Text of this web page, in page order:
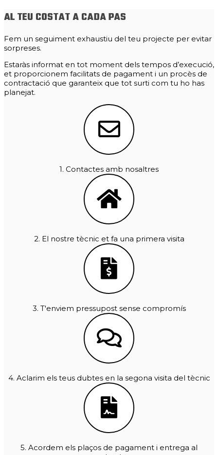
AL TEU COSTAT A CADA PAS
Fem un seguiment exhaustiu del teu projecte per evitar
sorpreses.
Estaràs informat en tot moment dels tempos d’execució,
et proporcionem facilitats de pagament i un procès de
contractació que garanteix que tot surti com tu ho has
planejat.
1. Contactes amb nosaltres
2. El nostre tècnic et fa una primera visita
3. T'enviem pressupost sense compromís
4. Aclarim els teus dubtes en la segona visita del tècnic
5. Acordem els plaços de pagament i entrega al